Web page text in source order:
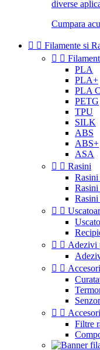
diverse
Cumpara
  Filamente si
 
PLA
PLA+
PLA
PETG
TPU
SILK
ABS
ABS+
ASA
  Rasini
Rasini
Rasini
 
  Adezivi
 
 
Filtre